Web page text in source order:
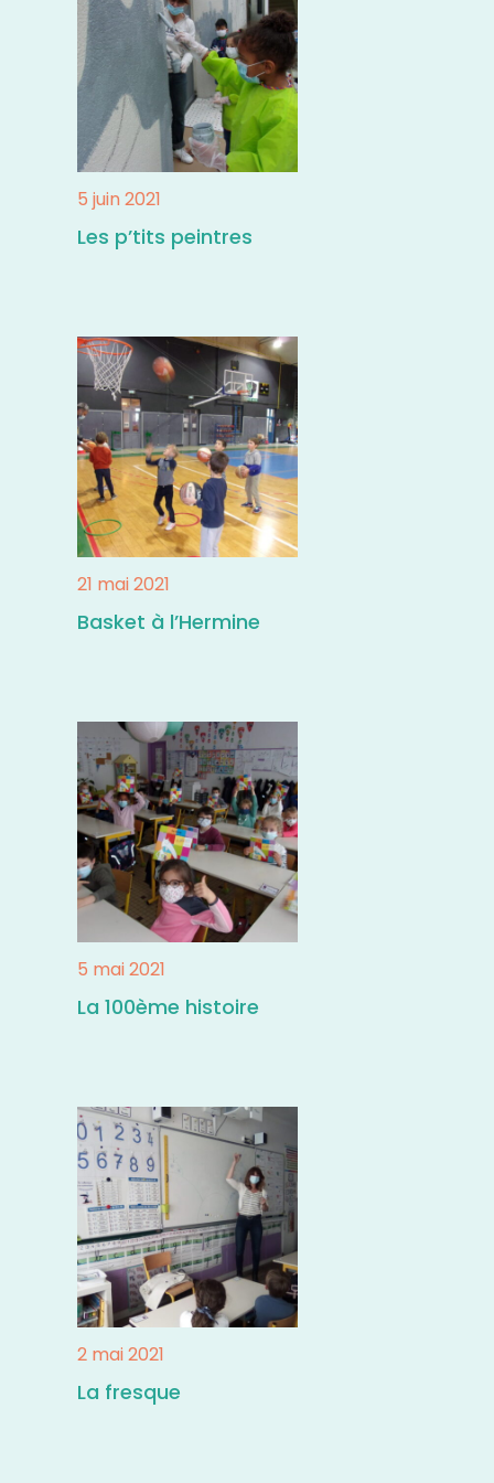
5 juin 2021
Les p’tits peintres
21 mai 2021
Basket à l’Hermine
5 mai 2021
La 100ème histoire
2 mai 2021
La fresque